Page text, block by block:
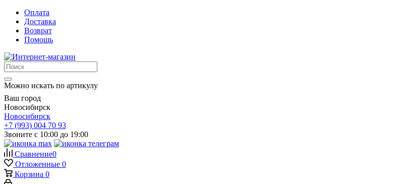
Оплата
Доставка
Возврат
Помощь
Можно искать по артикулу
Ваш город
Новосибирск
Новосибирск
+7 (993) 004 70 93
Звоните с 10:00 до 19:00
Сравнение0
Отложенные 0
Корзина 0